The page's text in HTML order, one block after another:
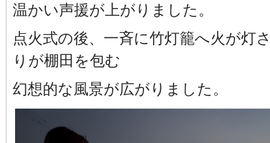
温かい声援が上がりました。
点火式の後、一斉に竹灯籠へ火が灯
りが棚田を包む
幻想的な風景が広がりました。